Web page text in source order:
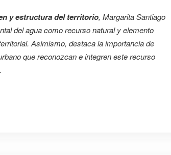
y estructura del territorio, Margarita Santiago
del agua como recurso natural y elemento
Asimismo, destaca la importancia de
que reconozcan e integren este recurso